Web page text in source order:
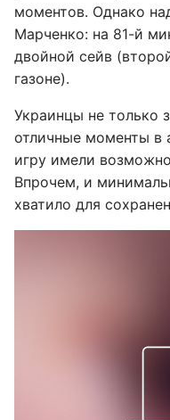
моментов. Однако
Марченко: на 81-й
двойной сейв
газоне).
Украинцы не только
отличные моменты в
игру имели
Впрочем, и
хватило для